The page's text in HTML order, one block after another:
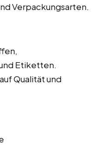
Verpackungsarten.
Etiketten.
Qualität und